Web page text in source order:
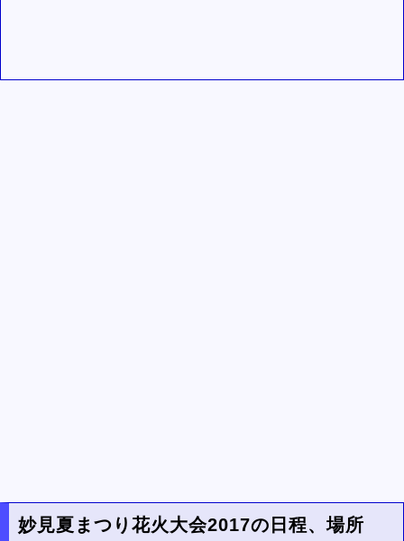
妙見夏まつり花火大会2017の日程、場所